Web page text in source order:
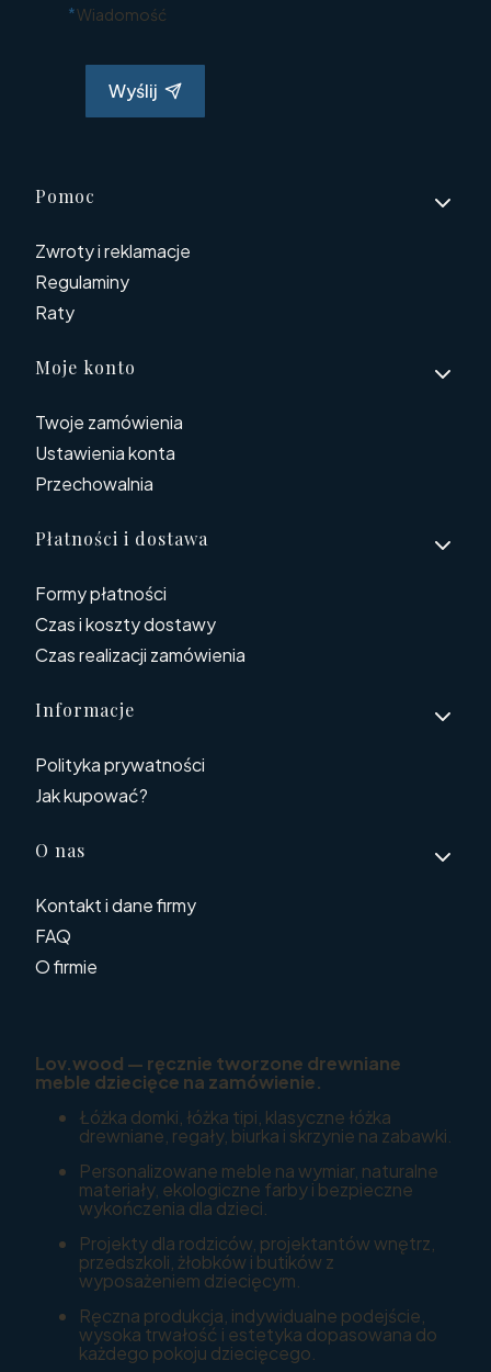
*Wiadomość
Wyślij
Linki w stopce
Pomoc
Zwroty i reklamacje
Regulaminy
Raty
Moje konto
Twoje zamówienia
Ustawienia konta
Przechowalnia
Płatności i dostawa
Formy płatności
Czas i koszty dostawy
Czas realizacji zamówienia
Informacje
Polityka prywatności
Jak kupować?
O nas
Kontakt i dane firmy
FAQ
O firmie
Lov.wood — ręcznie tworzone drewniane
meble dziecięce na zamówienie.
Łóżka domki, łóżka tipi, klasyczne łóżka
drewniane, regały, biurka i skrzynie na zabawki.
Personalizowane meble na wymiar, naturalne
materiały, ekologiczne farby i bezpieczne
wykończenia dla dzieci.
Projekty dla rodziców, projektantów wnętrz,
przedszkoli, żłobków i butików z
wyposażeniem dziecięcym.
Ręczna produkcja, indywidualne podejście,
wysoka trwałość i estetyka dopasowana do
każdego pokoju dziecięcego.